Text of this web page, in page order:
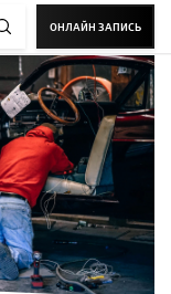
ОНЛАЙН ЗАПИСЬ